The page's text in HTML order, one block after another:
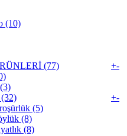
(10)
(77)
+-
+-
(5)
(8)
(8)